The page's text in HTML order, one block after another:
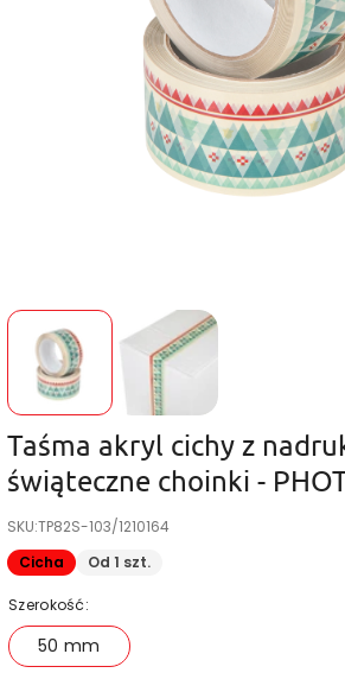
Taśma akryl cichy z
świąteczne choinki -
SKU:TP82S-103/1210164
Cicha
Od 1 szt.
Szerokość:
50 mm